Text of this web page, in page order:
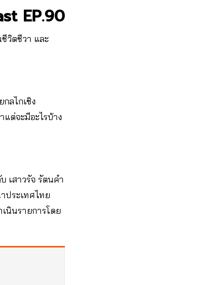
EP.90
วิตชีวา และ
ลไกเชิง
ต่จะมีอะไรบ้าง
เสาวรัจ รัตนคำ
ประเทศไทย
นินรายการโดย